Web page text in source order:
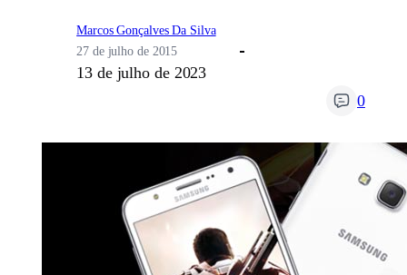
Marcos Gonçalves Da Silva
27 de julho de 2015
13 de julho de 2023
0